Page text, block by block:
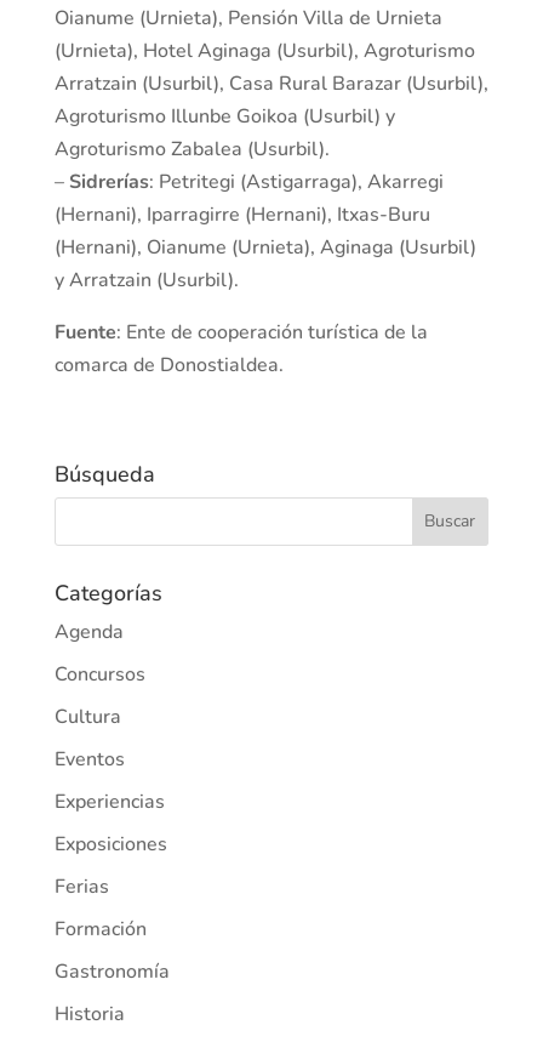
Oianume (Urnieta), Pensión Villa de Urnieta
(Urnieta), Hotel Aginaga (Usurbil), Agroturismo
Arratzain (Usurbil), Casa Rural Barazar (Usurbil),
Agroturismo Illunbe Goikoa (Usurbil) y
Agroturismo Zabalea (Usurbil).
– Sidrerías: Petritegi (Astigarraga), Akarregi
(Hernani), Iparragirre (Hernani), Itxas-Buru
(Hernani), Oianume (Urnieta), Aginaga (Usurbil)
y Arratzain (Usurbil).
Fuente: Ente de cooperación turística de la
comarca de Donostialdea.
Búsqueda
Categorías
Agenda
Concursos
Cultura
Eventos
Experiencias
Exposiciones
Ferias
Formación
Gastronomía
Historia